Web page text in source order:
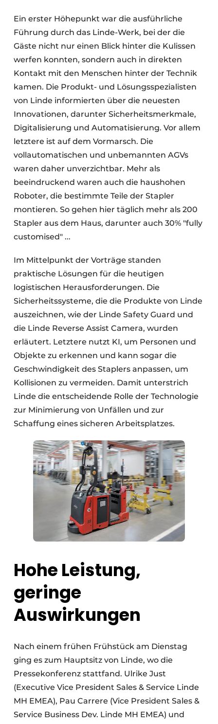
Ein erster Höhepunkt war die ausführliche
Führung durch das Linde-Werk, bei der die
Gäste nicht nur einen Blick hinter die Kulissen
werfen konnten, sondern auch in direkten
Kontakt mit den Menschen hinter der Technik
kamen. Die Produkt- und Lösungsspezialisten
von Linde informierten über die neuesten
Innovationen, darunter Sicherheitsmerkmale,
Digitalisierung und Automatisierung. Vor allem
letztere ist auf dem Vormarsch. Die
vollautomatischen und unbemannten AGVs
waren daher unverzichtbar. Mehr als
beeindruckend waren auch die haushohen
Roboter, die bestimmte Teile der Stapler
montieren. So gehen hier täglich mehr als 200
Stapler aus dem Haus, darunter auch 30% "fully
customised" ...
Im Mittelpunkt der Vorträge standen
praktische Lösungen für die heutigen
logistischen Herausforderungen. Die
Sicherheitssysteme, die die Produkte von Linde
auszeichnen, wie der Linde Safety Guard und
die Linde Reverse Assist Camera, wurden
erläutert. Letztere nutzt KI, um Personen und
Objekte zu erkennen und kann sogar die
Geschwindigkeit des Staplers anpassen, um
Kollisionen zu vermeiden. Damit unterstrich
Linde die entscheidende Rolle der Technologie
zur Minimierung von Unfällen und zur
Schaffung eines sicheren Arbeitsplatzes.
Hohe Leistung,
geringe
Auswirkungen
Nach einem frühen Frühstück am Dienstag
ging es zum Hauptsitz von Linde, wo die
Pressekonferenz stattfand. Ulrike Just
(Executive Vice President Sales & Service Linde
MH EMEA), Pau Carrere (Vice President Sales &
Service Business Dev. Linde MH EMEA) und